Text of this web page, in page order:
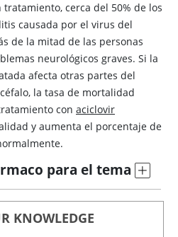
cerca del 50% de los
causada por el virus del
de la mitad de las personas
neurológicos graves. Si la
afecta otras partes del
la tasa de mortalidad
con aciclovir
y aumenta el porcentaje de
para el tema
KNOWLEDGE